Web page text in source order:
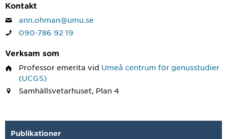
Kontakt
ann.ohman@umu.se
090-786 92 19
Verksam som
Professor emerita vid Umeå centrum för genusstudier
(UCGS)
Samhällsvetarhuset, Plan 4
Publikationer